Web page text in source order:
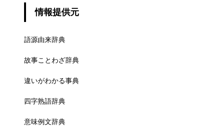
情報提供元
語源由来辞典
故事ことわざ辞典
違いがわかる事典
四字熟語辞典
意味例文辞典